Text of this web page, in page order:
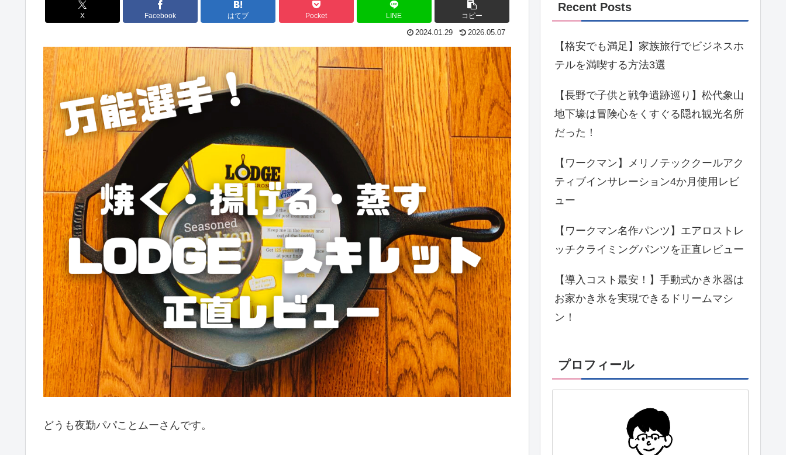
X Facebook はてブ Pocket LINE コピー
2024.01.29 2026.05.07
どうも夜勤パパことムーさんです。
Recent Posts
【格安でも満足】家族旅行でビジネスホ
テルを満喫する方法3選
【長野で子供と戦争遺跡巡り】松代象山
地下壕は冒険心をくすぐる隠れ観光名所
だった！
【ワークマン】メリノテッククールアク
ティブインサレーション4か月使用レビ
ュー
【ワークマン名作パンツ】エアロストレ
ッチクライミングパンツを正直レビュー
【導入コスト最安！】手動式かき氷器は
お家かき氷を実現できるドリームマシ
ン！
プロフィール